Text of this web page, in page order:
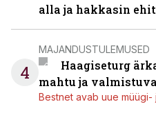
alla ja hakkasin
4
MAJANDUSTULEMUSED
Haagiseturg
mahtu ja
Bestnet avab uue müügi-